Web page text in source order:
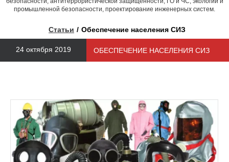
промышленной безопасности, проектирование инженерных систем.
Статьи Обеспечение населения СИЗ
24 октября 2019 ОБЕСПЕЧЕНИЕ НАСЕЛЕНИЯ СИЗ